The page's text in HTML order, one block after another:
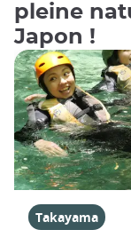
pleine
Japon !
Takayama